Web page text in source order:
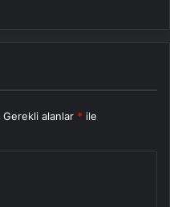
Gerekli alanlar * ile